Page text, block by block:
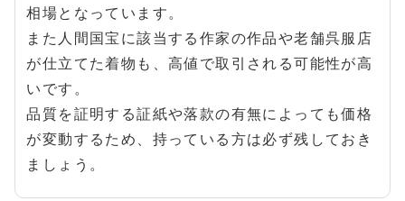
相場となっています。
また人間国宝に該当する作家の作品や老舗呉服店
が仕立てた着物も、高値で取引される可能性が高
いです。
品質を証明する証紙や落款の有無によっても価格
が変動するため、持っている方は必ず残しておき
ましょう。